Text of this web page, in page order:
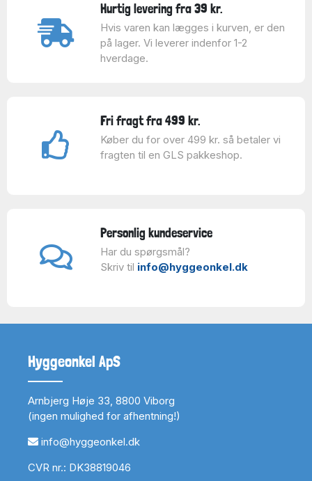
Hurtig levering fra 39 kr.
Hvis varen kan lægges i kurven, er den
på lager. Vi leverer indenfor 1-2
hverdage.
Fri fragt fra 499 kr.
Køber du for over 499 kr. så betaler vi
fragten til en GLS pakkeshop.
Personlig kundeservice
Har du spørgsmål?
Skriv til info@hyggeonkel.dk
Hyggeonkel ApS
Arnbjerg Høje 33, 8800 Viborg
(ingen mulighed for afhentning!)
info@hyggeonkel.dk
CVR nr.: DK38819046